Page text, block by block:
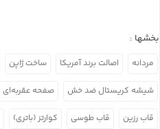
بخشها :
مردانه اصالت برند آمریکا ساخت ژاپن
شیشه کریستال ضد خش صفحه عقربه‌ای
قاب رزین قاب طوسی کوارتز (باتری)